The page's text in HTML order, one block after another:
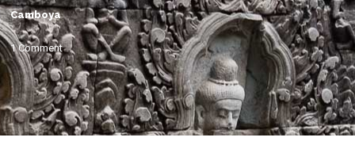
Camboya
1 Comment